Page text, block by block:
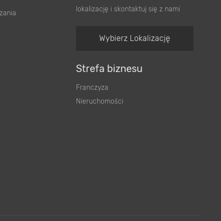
lokalizację i skontaktuj się z nami
Wybierz Lokalizację
Strefa biznesu
Franczyza
Nieruchomości